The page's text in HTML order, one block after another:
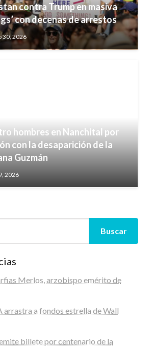
contra Trump en masiva
con decenas de arrestos
30, 2026
hombres en Nanchital por
con la desaparición de la
Guzmán
2026
Buscar
Merlos, arzobispo emérito de
arrastra a fondos estrella de Wall
billete por centenario de la